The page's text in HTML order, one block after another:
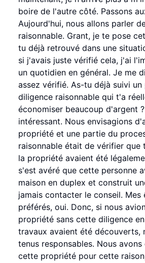
boire de l'autre côté. Passons
Aujourd'hui, nous allons parler
raisonnable. Grant, je te pose
tu déjà retrouvé dans une
si j'avais juste vérifié cela, j'ai
un quotidien en général. Je me
assez vérifié. As-tu déjà suivi un
diligence raisonnable qui t'a
économiser beaucoup d'argent
intéressant. Nous envisagions
propriété et une partie du
raisonnable était de vérifier que
la propriété avaient été
s'est avéré que cette personne
maison en duplex et construit
jamais contacter le conseil. Mes
préférés, oui. Donc, si nous
propriété sans cette diligence
travaux avaient été découverts,
tenus responsables. Nous
cette propriété pour cette